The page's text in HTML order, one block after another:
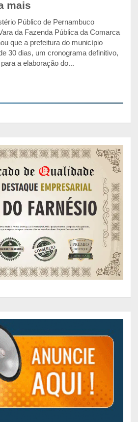
mais
Público de Pernambuco
da Fazenda Pública da Comarca
que a prefeitura do município
30 dias, um cronograma definitivo,
a elaboração do...